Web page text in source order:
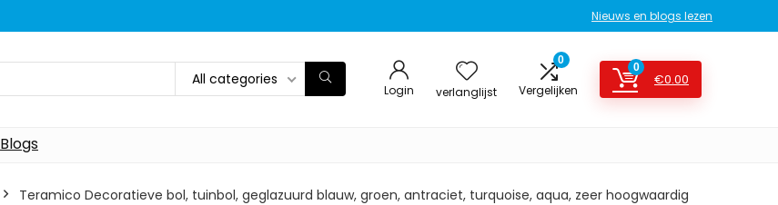
Nieuws en blogs lezen
All categories
Login verlanglijst
0
Vergelijken
0
€0.00
Blogs
Teramico Decoratieve bol, tuinbol, geglazuurd blauw, groen, antraciet, turquoise, aqua, zeer hoogwaardig